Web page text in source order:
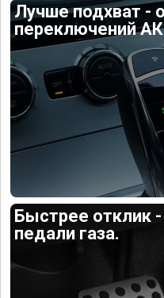
Лучше подхват -
переключений
Быстрее отклик
педали газа.